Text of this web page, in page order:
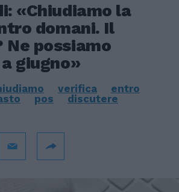
«Chiudiamo la
domani. Il
Ne possiamo
giugno»
verifica
entro
pos
discutere